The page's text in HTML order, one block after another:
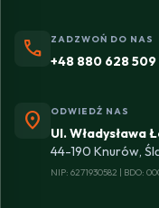
phone ZADZWOŃ DO NAS
+48 880 628 509
location_on ODWIEDŹ NAS
Ul. Władysława
44-190 Knurów,
NIP: 6271930582 | BDO: